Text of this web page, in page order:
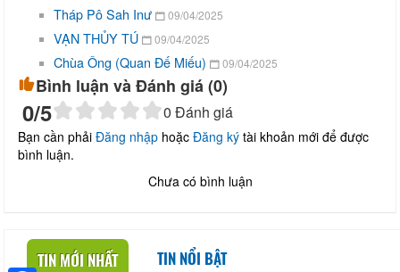
Tháp Pô Sah Inư 09/04/2025
VẠN THỦY TÚ 09/04/2025
Chùa Ông (Quan Đế Miếu) 09/04/2025
Bình luận và Đánh giá (0)
0/5 0 Đánh giá
Bạn cần phải Đăng nhập hoặc Đăng ký tài khoản mới để được
bình luận.
Chưa có bình luận
TIN MỚI NHẤT TIN NỔI BẬT